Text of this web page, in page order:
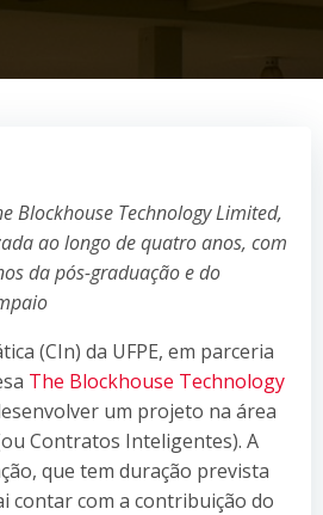
Blockhouse Technology Limited,
ao longo de quatro anos, com
da pós-graduação e do
(CIn) da UFPE, em parceria
The Blockhouse Technology
um projeto na área
Contratos Inteligentes). A
que tem duração prevista
contar com a contribuição do